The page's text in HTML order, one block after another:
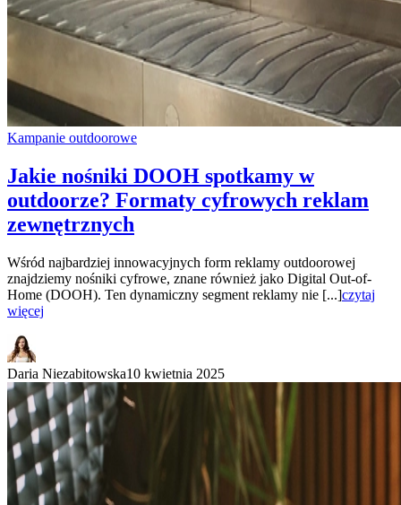
Kampanie outdoorowe
Jakie nośniki DOOH spotkamy w
outdoorze? Formaty cyfrowych reklam
zewnętrznych
Wśród najbardziej innowacyjnych form reklamy outdoorowej
znajdziemy nośniki cyfrowe, znane również jako Digital Out-of-
Home (DOOH). Ten dynamiczny segment reklamy nie [...]czytaj
więcej
Daria Niezabitowska10 kwietnia 2025